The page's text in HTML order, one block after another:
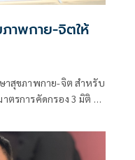
าพกาย-จิตให้
าสุขภาพกาย-จิต สำหรับ
ตรการคัดกรอง 3 มิติ จัด